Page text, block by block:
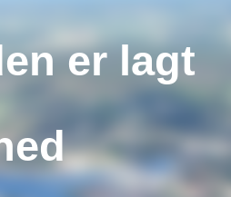
er lagt